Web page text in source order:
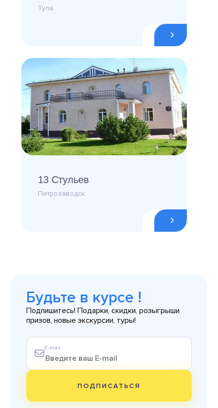
Тула
13 Стульев
Петрозаводск
Будьте в курсе !
Подпишитесь! Подарки, скидки, розыгрыши
призов, новые экскурсии, туры!
E-mail
ПОДПИСАТЬСЯ